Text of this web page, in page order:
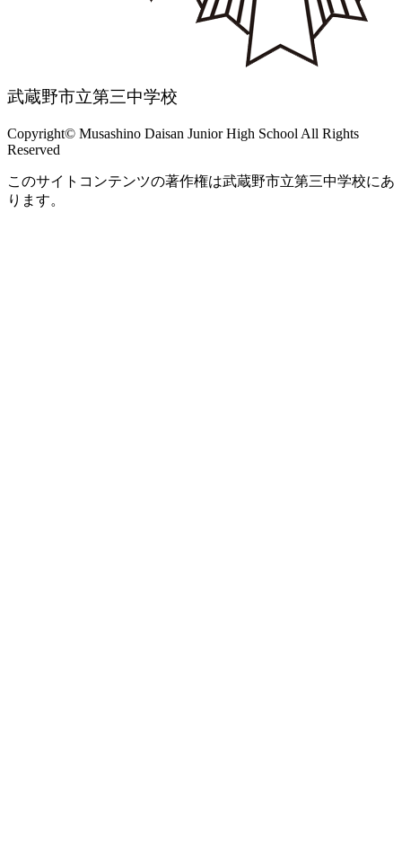
武蔵野市立第三中学校
Copyright© Musashino Daisan Junior High School All Rights
Reserved
このサイトコンテンツの著作権は武蔵野市立第三中学校にあ
ります。